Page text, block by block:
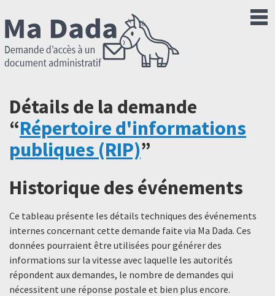
Détails de la demande
“Répertoire d'informations
publiques (RIP)”
Historique des événements
Ce tableau présente les détails techniques des événements
internes concernant cette demande faite via Ma Dada. Ces
données pourraient être utilisées pour générer des
informations sur la vitesse avec laquelle les autorités
répondent aux demandes, le nombre de demandes qui
nécessitent une réponse postale et bien plus encore.